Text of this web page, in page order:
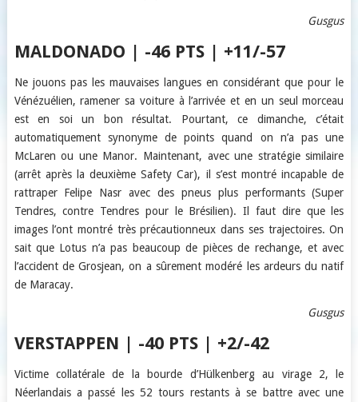
Gusgus
MALDONADO | -46 PTS | +11/-57
Ne jouons pas les mauvaises langues en considérant que pour le
Vénézuélien, ramener sa voiture à l’arrivée et en un seul morceau
est en soi un bon résultat. Pourtant, ce dimanche, c’était
automatiquement synonyme de points quand on n’a pas une
McLaren ou une Manor. Maintenant, avec une stratégie similaire
(arrêt après la deuxième Safety Car), il s’est montré incapable de
rattraper Felipe Nasr avec des pneus plus performants (Super
Tendres, contre Tendres pour le Brésilien). Il faut dire que les
images l’ont montré très précautionneux dans ses trajectoires. On
sait que Lotus n’a pas beaucoup de pièces de rechange, et avec
l’accident de Grosjean, on a sûrement modéré les ardeurs du natif
de Maracay.
Gusgus
VERSTAPPEN | -40 PTS | +2/-42
Victime collatérale de la bourde d’Hülkenberg au virage 2, le
Néerlandais a passé les 52 tours restants à se battre avec une